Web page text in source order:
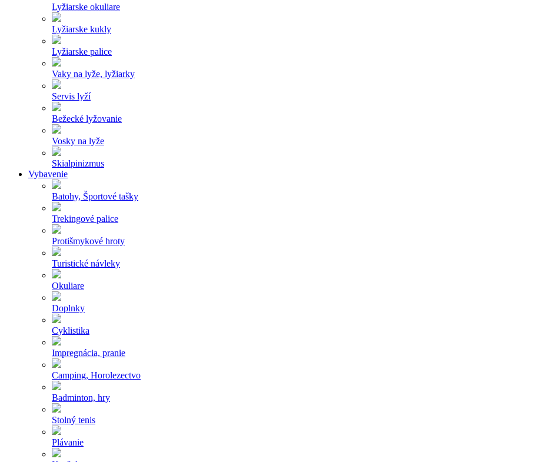
Lyžiarske okuliare
Lyžiarske kukly
Lyžiarske palice
Vaky na lyže, lyžiarky
Servis lyží
Bežecké lyžovanie
Vosky na lyže
Skialpinizmus
Vybavenie
Batohy, Športové tašky
Trekingové palice
Protišmykové hroty
Turistické návleky
Okuliare
Doplnky
Cyklistika
Impregnácia, pranie
Camping, Horolezectvo
Badminton, hry
Stolný tenis
Plávanie